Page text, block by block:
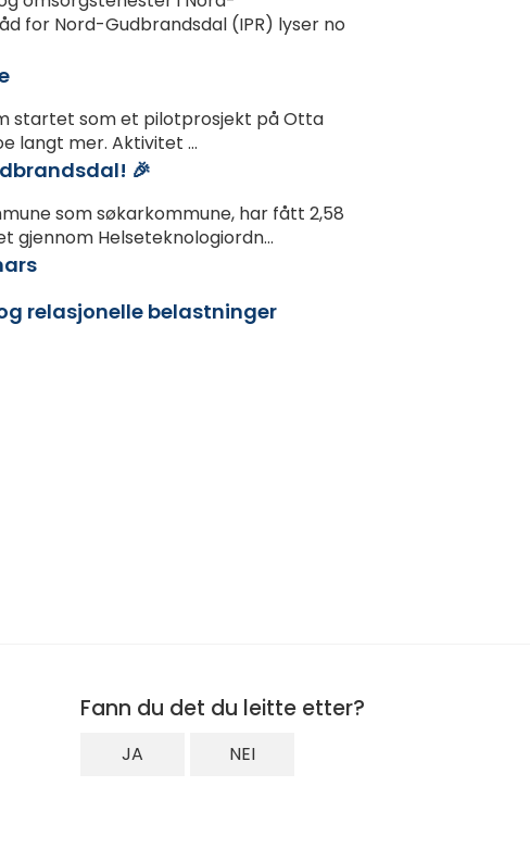
for Nord-Gudbrandsdal (IPR) lyser no
startet som et pilotprosjekt på Otta
langt mer. Aktivitet ...
🎉
som søkarkommune, har fått 2,58
gjennom Helseteknologiordn...
relasjonelle belastninger
Fann du det du leitte etter?
JA NEI